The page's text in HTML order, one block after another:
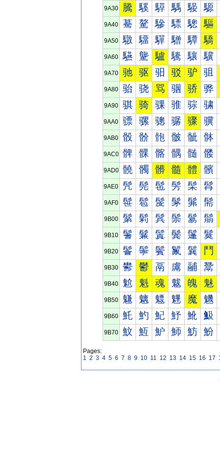
9A30 騰 騱 騲 騳 騴 騵
9A40 驀 驁 驂 驃 驄 驅
9A50 驐 驑 驒 驓 驔 驕
9A60 驠 驡 驢 驣 驤 驥
9A70 驰 驱 驲 驳 驴 驵
9A80 骀 骁 骂 骃 骄 骅
9A90 骐 骑 骒 骓 骔 骕
9AA0 骠 骡 骢 骣 骤 骥
9AB0 骰 骱 骲 骳 骴 骵
9AC0 髀 髁 髂 髃 髄 髅
9AD0 髐 髑 髒 髓 體 髕
9AE0 髠 髡 髢 髣 髤 髥
9AF0 髰 髱 髲 髳 髴 髵
9B00 鬀 鬁 鬂 鬃 鬄 鬅
9B10 鬐 鬑 鬒 鬓 鬔 鬕
9B20 鬠 鬡 鬢 鬣 鬤 鬥
9B30 鬰 鬱 鬲 鬳 鬴 鬵
9B40 魀 魁 魂 魃 魄 魅
9B50 魐 魑 魒 魓 魔 魕
9B60 魠 魡 魢 魣 魤 魥
9B70 魰 魱 魲 魳 魴 魵
Pages:
1 2 3 4 5 6 7 8 9 10 11 12 13 14 15 16 17